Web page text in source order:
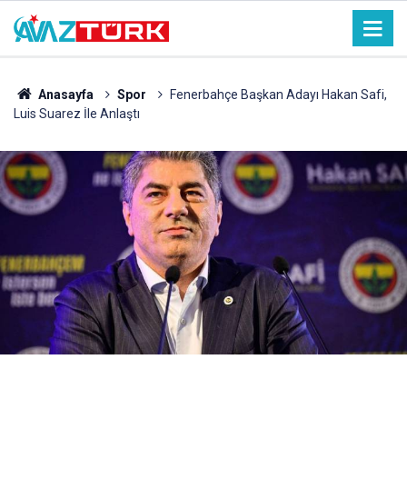
Anasayfa Spor
Fenerbahçe Başkan Adayı Hakan Safi,
Luis Suarez İle Anlaştı